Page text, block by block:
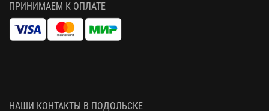
ПРИНИМАЕМ К ОПЛАТЕ
НАШИ КОНТАКТЫ В ПОДОЛЬСКЕ